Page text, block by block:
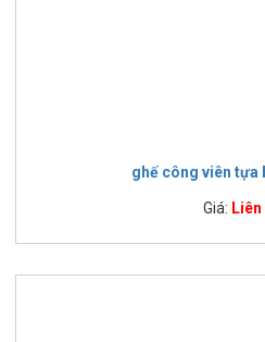
ghế công viên tựa
Giá: Liên